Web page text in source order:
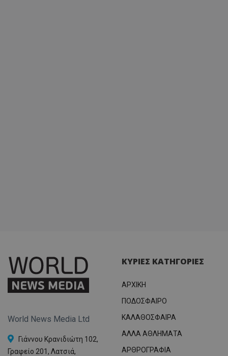
World News Media Ltd
Γιάννου Κρανιδιώτη 102,
Γραφείο 201, Λατσιά,
ΚΥΡΙΕΣ ΚΑΤΗΓΟΡΙΕΣ
ΑΡΧΙΚΗ
ΠΟΔΟΣΦΑΙΡΟ
ΚΑΛΑΘΟΣΦΑΙΡΑ
ΑΛΛΑ ΑΘΛΗΜΑΤΑ
ΑΡΘΡΟΓΡΑΦΙΑ